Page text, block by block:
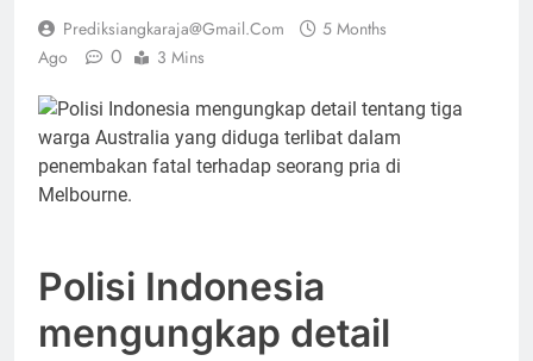
Prediksiangkaraja@gmail.com
5 Months
Ago
0 3 Mins
Polisi Indonesia
mengungkap detail